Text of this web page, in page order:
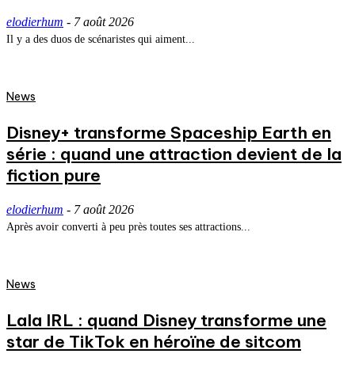
elodierhum - 7 août 2026
Il y a des duos de scénaristes qui aiment...
News
Disney+ transforme Spaceship Earth en
série : quand une attraction devient de la
fiction pure
elodierhum - 7 août 2026
Après avoir converti à peu près toutes ses attractions...
News
Lala IRL : quand Disney transforme une
star de TikTok en héroïne de sitcom